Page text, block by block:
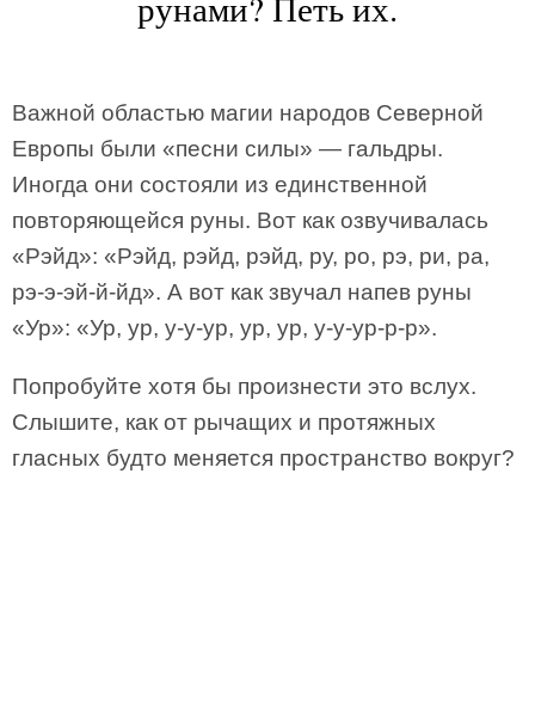
Важной областью магии народов Северной
Европы были «песни силы» — гальдры.
Иногда они состояли из единственной
повторяющейся руны. Вот как озвучивалась
«Рэйд»: «Рэйд, рэйд, рэйд, ру, ро, рэ, ри, ра,
рэ-э-эй-й-йд». А вот как звучал напев руны
«Ур»: «Ур, ур, у-у-ур, ур, ур, у-у-ур-р-р».
Попробуйте хотя бы произнести это вслух.
Слышите, как от рычащих и протяжных
гласных будто меняется пространство вокруг?